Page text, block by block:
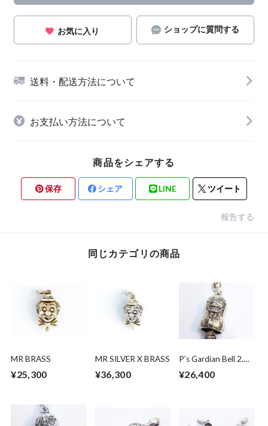
お気に入り ショップに質問する
送料・配送方法について
お支払い方法について
商品をシェアする
保存 シェア LINE ツイート
報告する
同じカテゴリの商品
MR BRASS
¥25,300
MR SILVER X BRASS
¥36,300
P’s Gardian Bell 2.
¥26,400